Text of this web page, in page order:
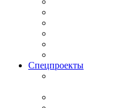
Спецпроекты